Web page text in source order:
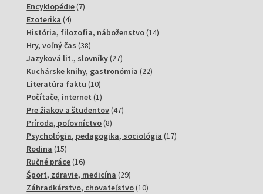
produktov
Encyklopédie 77
Ezoterika 44
produkty
História, filozofia, náboženstvo 1414
Hry, voľný čas 3838
produktov
Jazyková lit., slovníky 2727
produktov
Kuchárske knihy, gastronómia 2222
Literatúra faktu 1010
produktov
Počítače, internet 11
produkt
Pre žiakov a študentov 4747
Príroda, poľovníctvo 88
produktov
Psychológia, pedagogika, sociológia 1717
Rodina 1515
produktov
Ručné práce 1616
produktov
Šport, zdravie, medicína 2929
produktov
Záhradkárstvo, chovateľstvo 1010